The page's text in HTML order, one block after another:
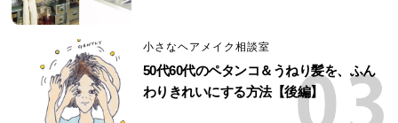
小さなヘアメイク相談室
50代60代のペタンコ＆うねり髪を、ふん
わりきれいにする方法【後編】